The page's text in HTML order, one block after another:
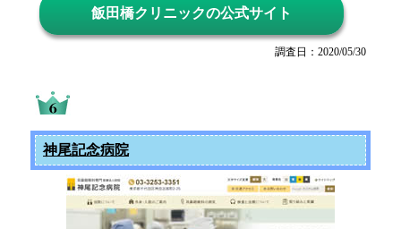
飯田橋クリニックの公式サイト
調査日：2020/05/30
神尾記念病院